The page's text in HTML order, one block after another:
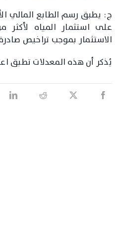
ج: يطبق رسم الطابع المالي
على استثمار المياه
الاستثمار بموجب تراخيص
يُذكر أن هذه المعدلات تطبق